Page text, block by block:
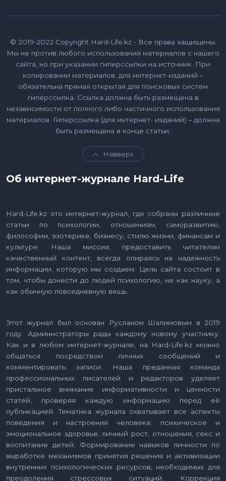
© 2019-2022 Copyright Hard-Life.kz - Все права защищены.
Мы не против любого использования материалов с нашего
сайта, но при указании гиперссылки на источник. При
копировании материалов, для интернет-изданий –
обязательна прямая открытая для поисковых систем
гиперссылка. Ссылка должна быть размещена в
независимости от полного либо частичного использования
материалов. Гиперссылка (для интернет- изданий) – должна
быть размещена в конце статьи.
Навверх
Об интернет-журнале Hard-Life
Hard-Life.kz это интернет-журнал, где собраны различные
статьи по психологии, отношениям, саморазвитию,
философии, эзотерике, бизнесу, стилю жизни, финансам и
культуре. Наша миссия, предоставить читателям
качественный контент, всегда опираясь на надежность
информации, которую мы создаем. Цель сайта состоит в
том, чтобы донести до людей психологию, не как науку, а
как обычную повседневную вещь.
Этот журнал был основан Русланом Шалимовым в 2019
году. Администраторы рады каждому новому участнику.
Как и в любом интернет-журнале, на Hard-Life.kz можно
общаться посредством личных сообщений и
комментировать записи. Наша преданная команда
профессиональных писателей и редакторов уделяет
пристальное внимание информативности и ценности
статей, проверяя каждую информацию перед её
публикацией. Тематика журнала охватывает все аспекты
поведения и настроения человека: психическое и
эмоциональное здоровье, личный рост, отношения, секс и
воспитание детей. Формирование навыков личности по
выработке механизмов принятия решения и активизации
внутренних психологических ресурсов, необходимых для
преодоления стрессовых ситуаций. Коррекция